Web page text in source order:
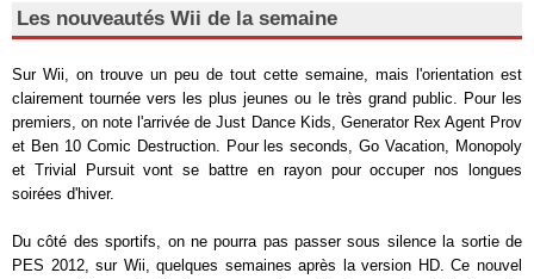
Les nouveautés Wii de la semaine
Sur Wii, on trouve un peu de tout cette semaine, mais l'orientation est
clairement tournée vers les plus jeunes ou le très grand public. Pour les
premiers, on note l'arrivée de Just Dance Kids, Generator Rex Agent Prov
et Ben 10 Comic Destruction. Pour les seconds, Go Vacation, Monopoly
et Trivial Pursuit vont se battre en rayon pour occuper nos longues
soirées d'hiver.
Du côté des sportifs, on ne pourra pas passer sous silence la sortie de
PES 2012, sur Wii, quelques semaines après la version HD. Ce nouvel